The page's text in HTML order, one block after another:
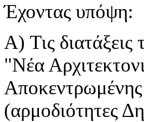
Έχοντας υπόψη:
A) Τις
"Νέα
(αρμοδιότητες